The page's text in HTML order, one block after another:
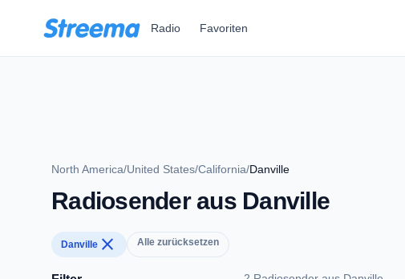
Radio Favoriten
North America/United States/California/Danville
Radiosender aus Danville
Danville close Alle zurücksetzen